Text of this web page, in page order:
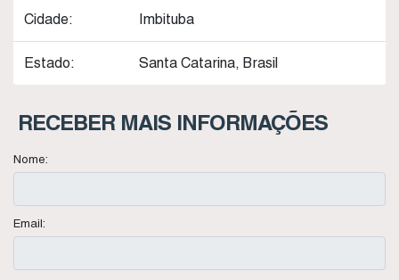
Cidade: Imbituba
Estado: Santa Catarina, Brasil
RECEBER MAIS INFORMAÇÕES
Nome:
Email: